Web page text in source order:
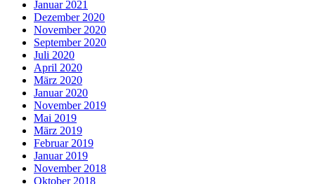
Januar 2021
Dezember 2020
November 2020
September 2020
Juli 2020
April 2020
März 2020
Januar 2020
November 2019
Mai 2019
März 2019
Februar 2019
Januar 2019
November 2018
Oktober 2018